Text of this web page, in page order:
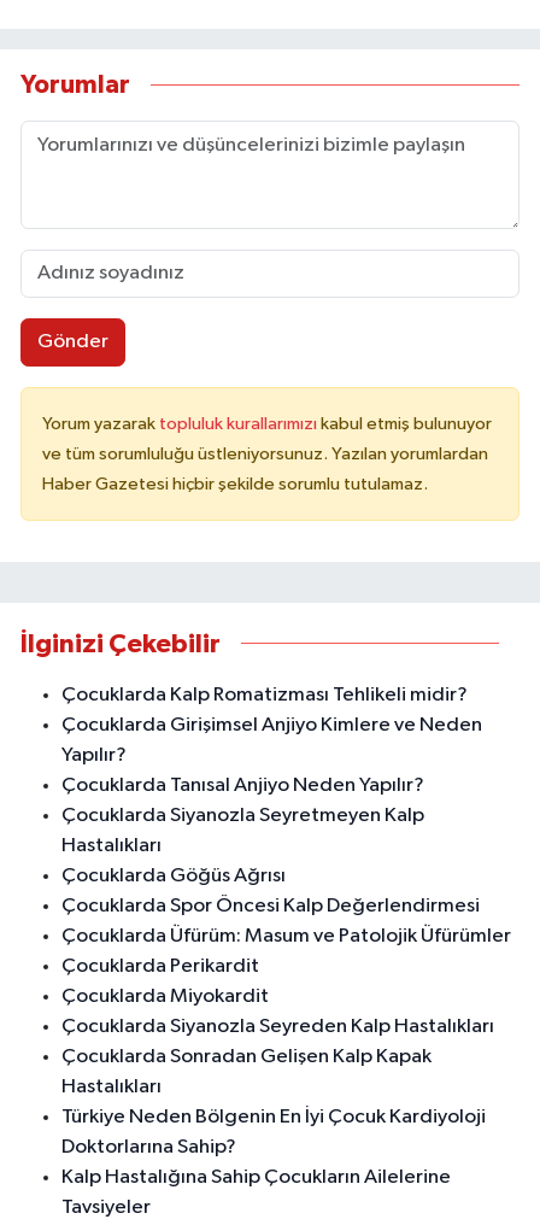
Yorumlar
Gönder
Yorum yazarak topluluk kurallarımızı kabul etmiş bulunuyor
ve tüm sorumluluğu üstleniyorsunuz. Yazılan yorumlardan
Haber Gazetesi hiçbir şekilde sorumlu tutulamaz.
İlginizi Çekebilir
Çocuklarda Kalp Romatizması Tehlikeli midir?
Çocuklarda Girişimsel Anjiyo Kimlere ve Neden
Yapılır?
Çocuklarda Tanısal Anjiyo Neden Yapılır?
Çocuklarda Siyanozla Seyretmeyen Kalp
Hastalıkları
Çocuklarda Göğüs Ağrısı
Çocuklarda Spor Öncesi Kalp Değerlendirmesi
Çocuklarda Üfürüm: Masum ve Patolojik Üfürümler
Çocuklarda Perikardit
Çocuklarda Miyokardit
Çocuklarda Siyanozla Seyreden Kalp Hastalıkları
Çocuklarda Sonradan Gelişen Kalp Kapak
Hastalıkları
Türkiye Neden Bölgenin En İyi Çocuk Kardiyoloji
Doktorlarına Sahip?
Kalp Hastalığına Sahip Çocukların Ailelerine
Tavsiyeler